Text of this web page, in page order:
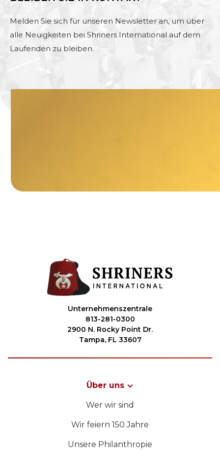
Melden Sie sich für unseren Newsletter an, um über
alle Neuigkeiten bei Shriners International auf dem
Laufenden zu bleiben.
Unternehmenszentrale
813-281-0300
2900 N. Rocky Point Dr.
Tampa, FL 33607
Über uns
Wer wir sind
Wir feiern 150 Jahre
Unsere Philanthropie